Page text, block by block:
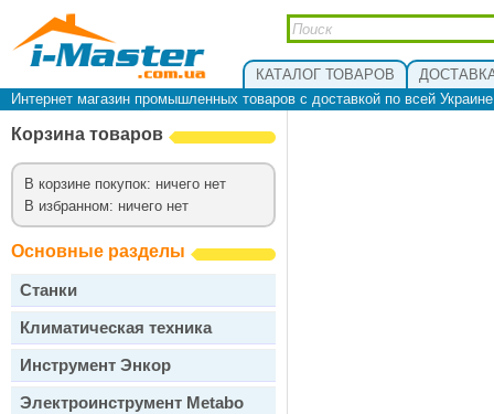
КАТАЛОГ ТОВАРОВ
Интернет магазин промышленных товаров с доставкой по всей
Корзина товаров
В корзине покупок: ничего нет
В избранном: ничего нет
Основные разделы
Станки
Климатическая техника
Инструмент Энкор
Электроинструмент Metabo